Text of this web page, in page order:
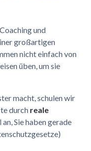
und
großartigen
nicht einfach von
üben, um sie
macht, schulen wir
durch reale
Sie haben gerade